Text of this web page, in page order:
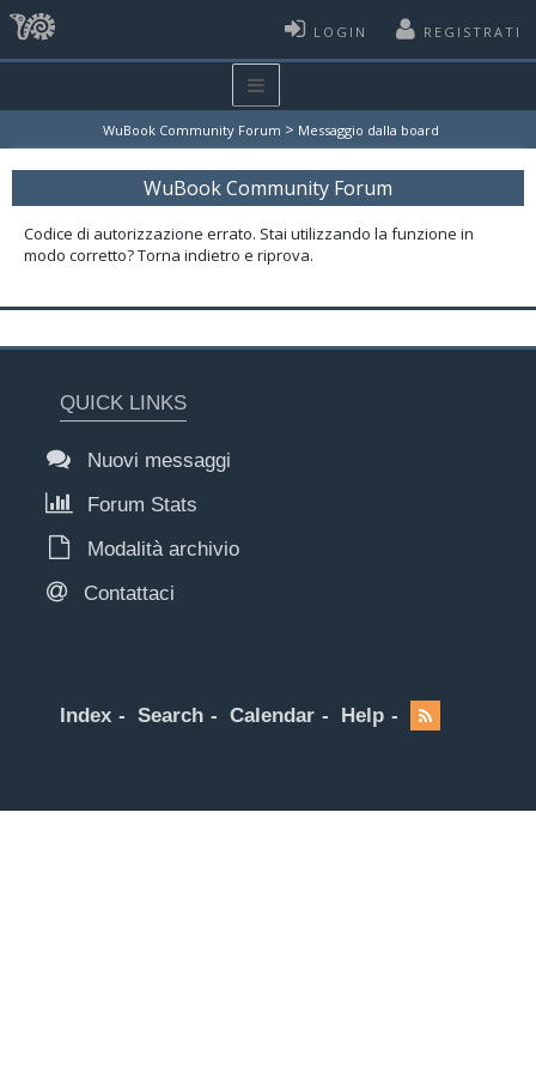
LOGIN REGISTRATI
WuBook Community Forum > Messaggio dalla board
WuBook Community Forum
Codice di autorizzazione errato. Stai utilizzando la funzione in
modo corretto? Torna indietro e riprova.
QUICK LINKS
Nuovi messaggi
Forum Stats
Modalità archivio
Contattaci
Index Search Calendar Help